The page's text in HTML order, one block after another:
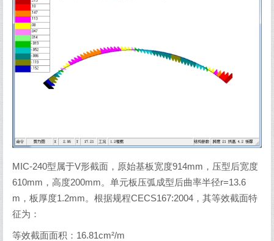
MIC-240型属于V形截面，原始基板宽度914mm，压型后宽度
610mm，高度200mm。单元板压弧成型后曲率半径r=13.6
m，板厚度1.2mm。根据规程CECS167:2004，其等效截面特
征为：
等效截面面积：16.81cm²/m